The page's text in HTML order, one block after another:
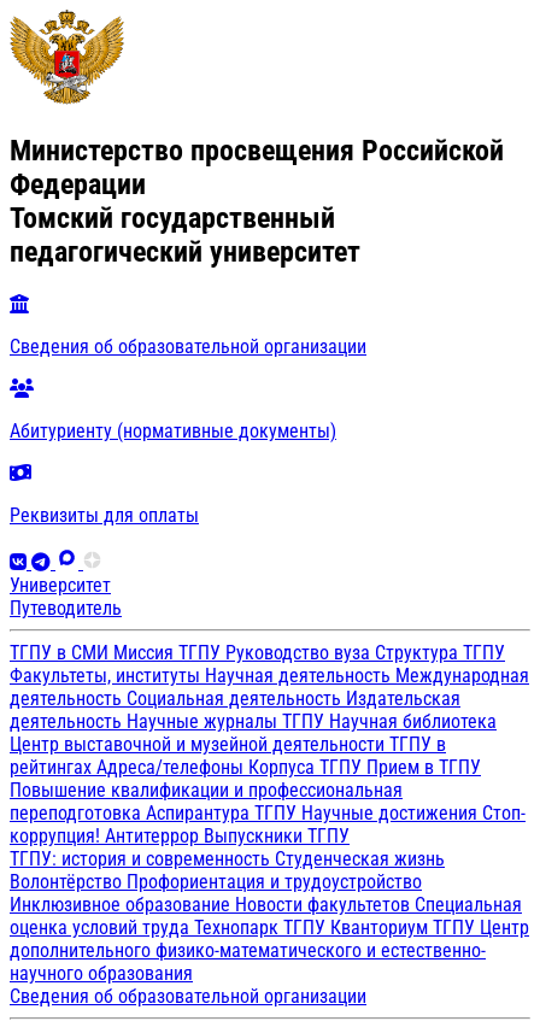
Министерство просвещения Российской
Федерации
Томский государственный
педагогический университет
Сведения об образовательной организации
Абитуриенту (нормативные документы)
Реквизиты для оплаты
Университет
Путеводитель
ТГПУ в СМИ Миссия ТГПУ Руководство вуза Структура ТГПУ
Факультеты, институты Научная деятельность Международная
деятельность Социальная деятельность Издательская
деятельность Научные журналы ТГПУ Научная библиотека
Центр выставочной и музейной деятельности ТГПУ в
рейтингах Адреса/телефоны Корпуса ТГПУ Прием в ТГПУ
Повышение квалификации и профессиональная
переподготовка Аспирантура ТГПУ Научные достижения Стоп-
коррупция! Антитеррор Выпускники ТГПУ
ТГПУ: история и современность Студенческая жизнь
Волонтёрство Профориентация и трудоустройство
Инклюзивное образование Новости факультетов Специальная
оценка условий труда Технопарк ТГПУ Кванториум ТГПУ Центр
дополнительного физико-математического и естественно-
научного образования
Сведения об образовательной организации